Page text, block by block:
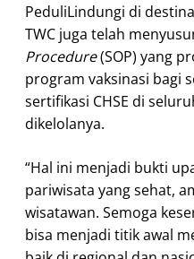
PeduliLindungi di
TWC juga telah
Procedure(SOP) yang
program vaksinasi bagi
sertifikasi CHSE di
dikelolanya.
“Hal ini menjadi bukti
pariwisata yang sehat,
wisatawan. Semoga
bisa menjadi titik awal